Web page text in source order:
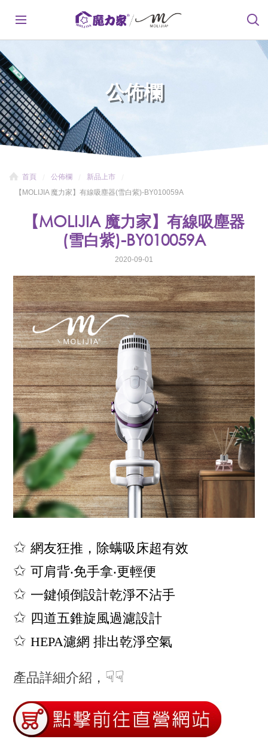
公佈欄
首頁 公佈欄
新品上市
【MOLIJIA 魔力家】有線吸塵器(雪白紫)-BY010059A
【MOLIJIA 魔力家】有線吸塵器
(雪白紫)-BY010059A
2020-09-01
✩網友狂推，除螨吸床超有效
✩可肩背‧免手拿‧更輕便
✩ 一鍵傾倒設計乾淨不沾手
✩ 四道五錐旋風過濾設計
✩HEPA濾網 排出乾淨空氣
產品詳細介紹， ☟☟